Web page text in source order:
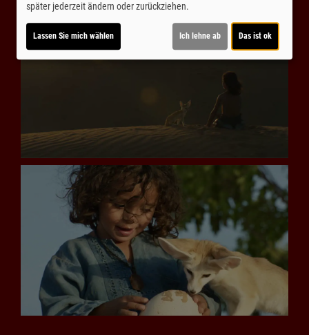
später jederzeit ändern oder zurückziehen.
Lassen Sie mich wählen Ich lehne ab Das ist ok